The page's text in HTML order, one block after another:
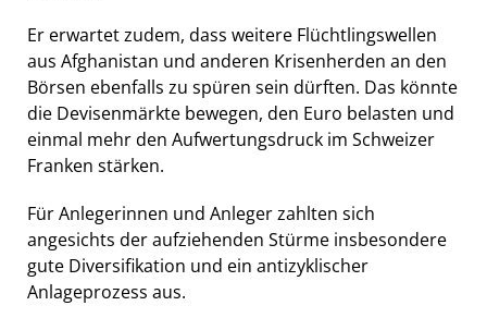
Er erwartet zudem, dass weitere Flüchtlingswellen
aus Afghanistan und anderen Krisenherden an den
Börsen ebenfalls zu spüren sein dürften. Das könnte
die Devisenmärkte bewegen, den Euro belasten und
einmal mehr den Aufwertungsdruck im Schweizer
Franken stärken.
Für Anlegerinnen und Anleger zahlten sich
angesichts der aufziehenden Stürme insbesondere
gute Diversifikation und ein antizyklischer
Anlageprozess aus.